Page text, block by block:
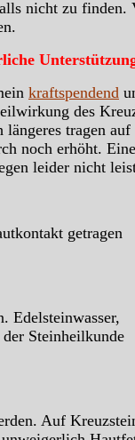
nicht zu finden.
kraftspendend
des
tragen auf
noch erhöht. Eine
leider nicht
getragen
Edelsteinwasser,
Steinheilkunde
Auf